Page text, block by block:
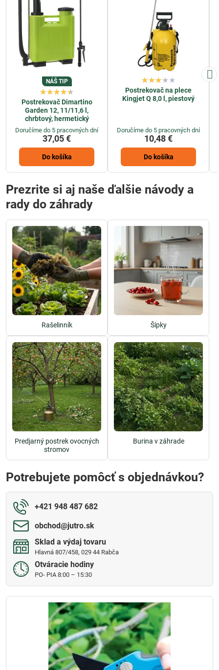
NÁŠ TIP
Postrekovač Dimartino
Garden 12, 11/11,6 l,
chrbtový, hermetický
Doručíme do 5 pracovných dní
37,05 €
Do košíka
Postrekovač na plece
Kingjet Q 8,0 l, piestový
Doručíme do 5 pracovných dní
10,48 €
Do košíka
Prezrite si aj naše ďalšie návody a
rady do záhrady
Rašelinník Šípky
Predjarný postrek ovocných
stromov
Burina v záhrade
Potrebujete pomôcť s objednávkou?
+421 948 487 682
obchod​@jutro​.sk
Sklad a výdaj tovaru
Hlavná 807/458, 029 44 Rabča
Otváracie hodiny
PO- PIA 8:00 – 15:30